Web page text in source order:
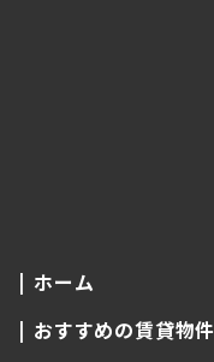
ホーム
おすすめの賃貸物件